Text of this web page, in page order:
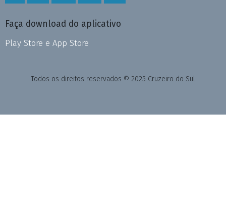
Faça download do aplicativo
Play Store e App Store
Todos os direitos reservados © 2025 Cruzeiro do Sul